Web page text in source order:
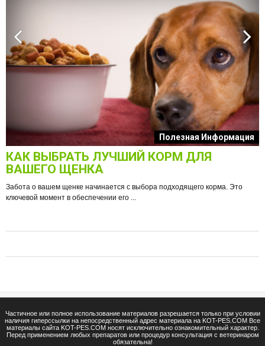
Полезная Информация
КАК ВЫБРАТЬ ЛУЧШИЙ КОРМ ДЛЯ
ВАШЕГО ЩЕНКА
Забота о вашем щенке начинается с выбора подходящего корма. Это
ключевой момент в обеспечении его ...
Частичное или полное использование материалов разрешается только при условии
наличия гиперссылки на непосредственный адрес материала на KOT-PES.COM Все
материалы сайта KOT-PES.COM носят исключительно ознакомительный характер.
Перед применением любых препаратов или процедур консультация с ветеринаром
обязательна!